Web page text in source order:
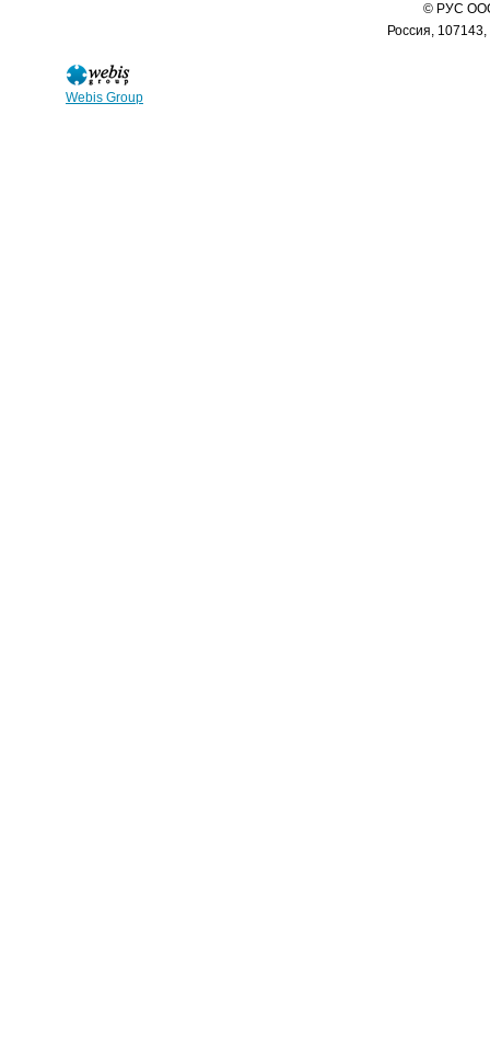
Webis Group
© РУС ООО
Россия,